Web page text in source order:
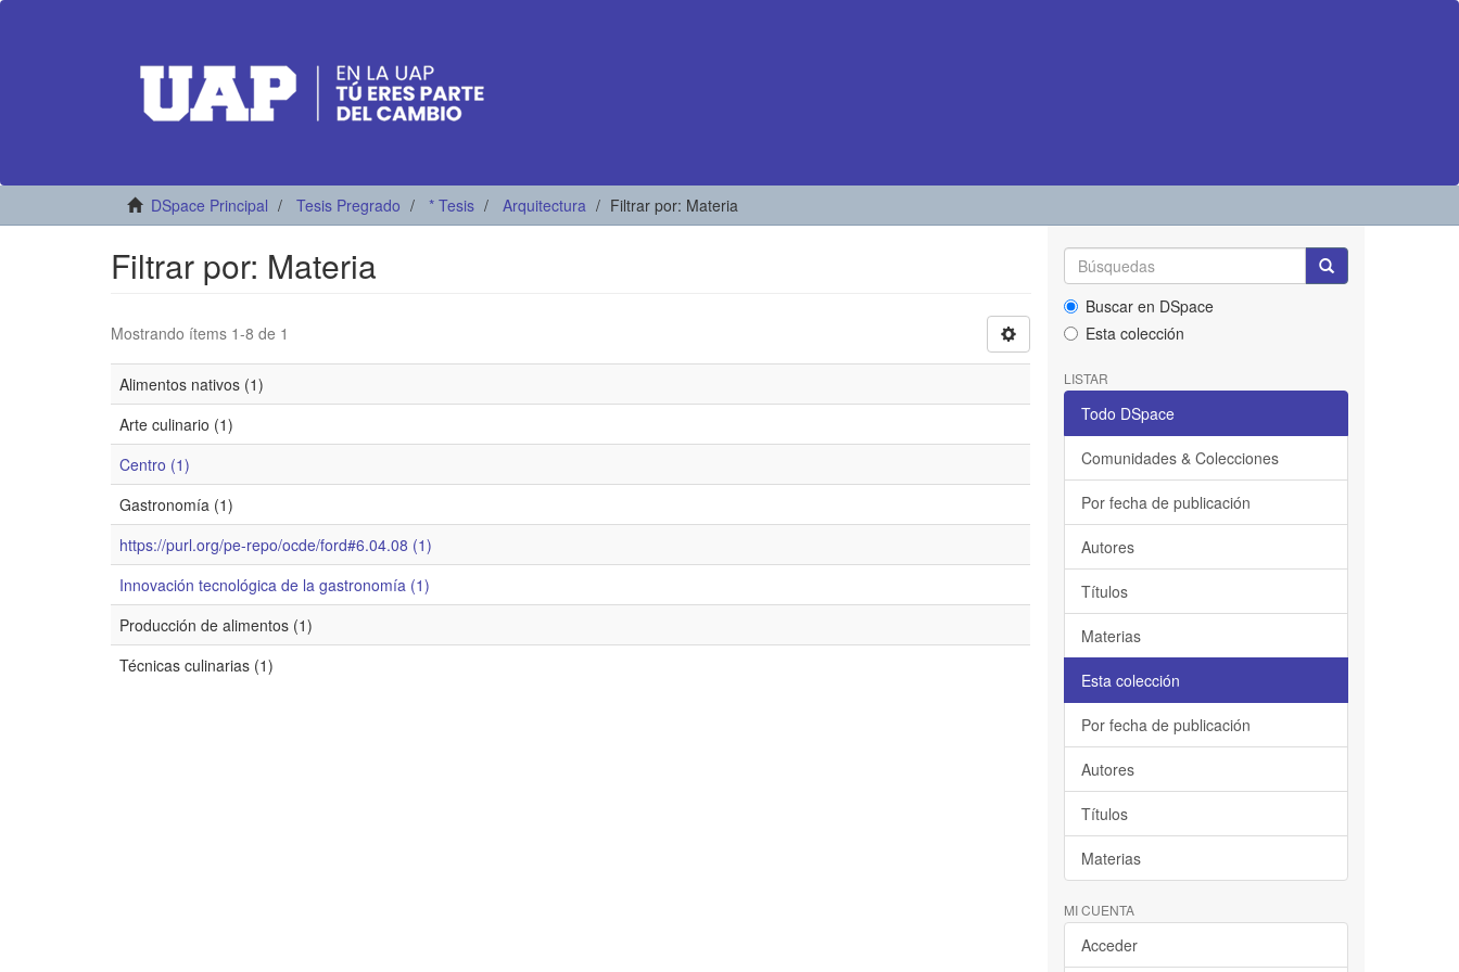
DSpace Principal Tesis Pregrado * Tesis Arquitectura Filtrar por: Materia
Filtrar por: Materia
Mostrando ítems 1-8 de 1
Alimentos nativos (1)
Arte culinario (1)
Centro (1)
Gastronomía (1)
https://purl.org/pe-repo/ocde/ford#6.04.08 (1)
Innovación tecnológica de la gastronomía (1)
Producción de alimentos (1)
Técnicas culinarias (1)
Buscar en DSpace
Esta colección
LISTAR
Todo DSpace
Comunidades & Colecciones
Por fecha de publicación
Autores
Títulos
Materias
Esta colección
Por fecha de publicación
Autores
Títulos
Materias
MI CUENTA
Acceder